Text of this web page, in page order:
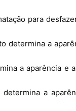
para
determina a
a aparência e
determina a